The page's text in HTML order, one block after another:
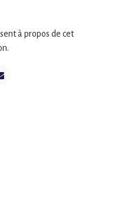
à propos de cet